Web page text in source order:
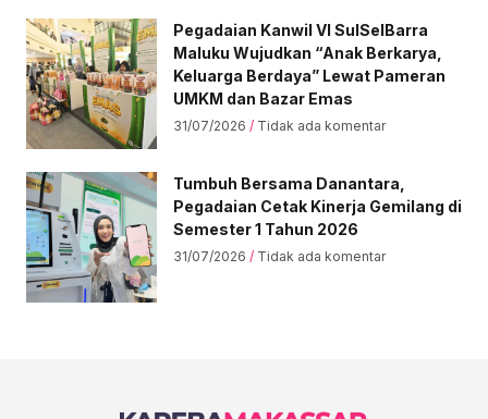
Pegadaian Kanwil VI SulSelBarra
Maluku Wujudkan “Anak Berkarya,
Keluarga Berdaya” Lewat Pameran
UMKM dan Bazar Emas
31/07/2026 Tidak ada komentar
Tumbuh Bersama Danantara,
Pegadaian Cetak Kinerja Gemilang di
Semester 1 Tahun 2026
31/07/2026 Tidak ada komentar